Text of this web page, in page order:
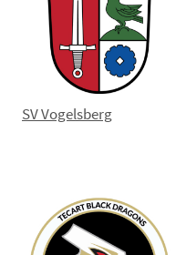
SV Vogelsberg